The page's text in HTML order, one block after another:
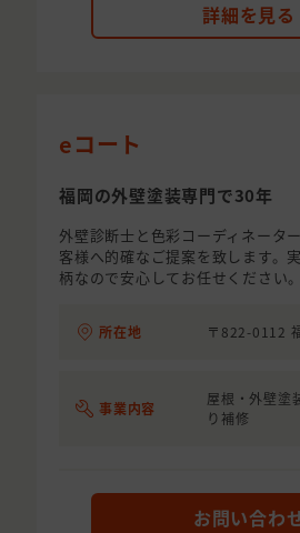
詳細を見る
eコート
福岡の外壁塗装専門で30年
外壁診断士と色彩コーディネータ
客様へ的確なご提案を致します。
柄なので安心してお任せください。
所在地 〒822-0112
事業内容
屋根・外壁
り補修
お問い合わ